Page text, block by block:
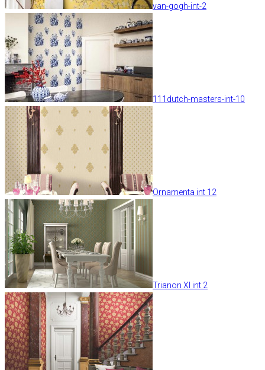
van-gogh-int-2
111dutch-masters-int-10
Ornamenta int 12
Trianon XI int 2